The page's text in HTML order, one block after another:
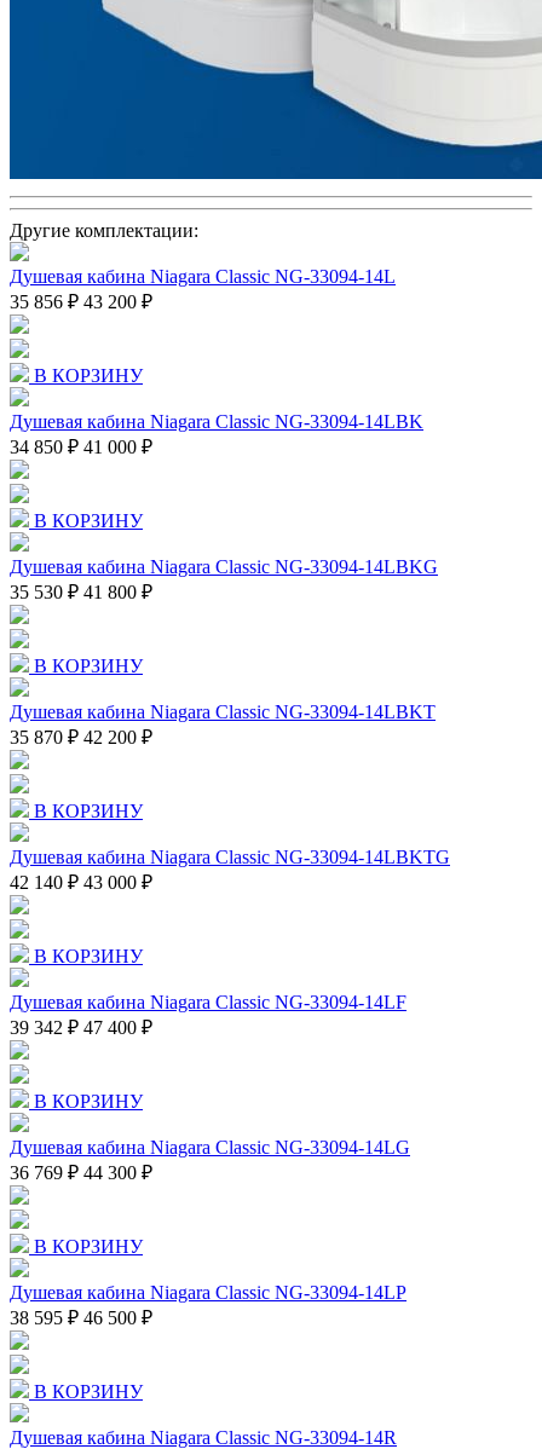
Другие комплектации:
Душевая кабина Niagara Classic NG-33094-14L
35 856 ₽ 43 200 ₽
В КОРЗИНУ
Душевая кабина Niagara Classic NG-33094-14LBK
34 850 ₽ 41 000 ₽
В КОРЗИНУ
Душевая кабина Niagara Classic NG-33094-14LBKG
35 530 ₽ 41 800 ₽
В КОРЗИНУ
Душевая кабина Niagara Classic NG-33094-14LBKT
35 870 ₽ 42 200 ₽
В КОРЗИНУ
Душевая кабина Niagara Classic NG-33094-14LBKTG
42 140 ₽ 43 000 ₽
В КОРЗИНУ
Душевая кабина Niagara Classic NG-33094-14LF
39 342 ₽ 47 400 ₽
В КОРЗИНУ
Душевая кабина Niagara Classic NG-33094-14LG
36 769 ₽ 44 300 ₽
В КОРЗИНУ
Душевая кабина Niagara Classic NG-33094-14LP
38 595 ₽ 46 500 ₽
В КОРЗИНУ
Душевая кабина Niagara Classic NG-33094-14R